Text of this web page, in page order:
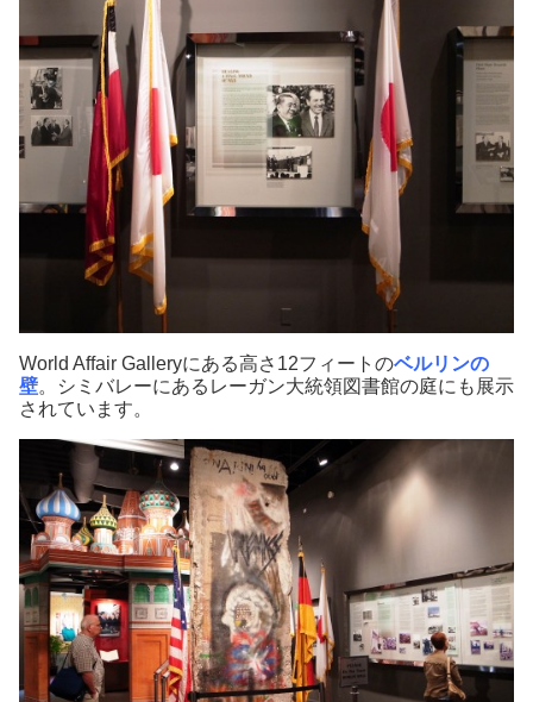
World Affair Galleryにある高さ12フィートのベルリンの
壁。シミバレーにあるレーガン大統領図書館の庭にも展示
されています。